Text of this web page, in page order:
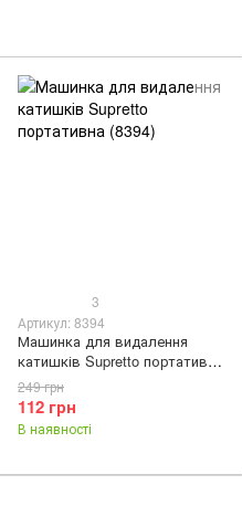
3
Артикул: 8394
Машинка для видалення
катишків Supretto портативна
(8394)
112 грн
249 грн
В наявності